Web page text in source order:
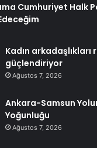
Cumhuriyet Halk
Kadın arkadaşlıkları
güçlendiriyor
Ağustos 7, 2026
Ankara-Samsun
Yoğunluğu
Ağustos 7, 2026